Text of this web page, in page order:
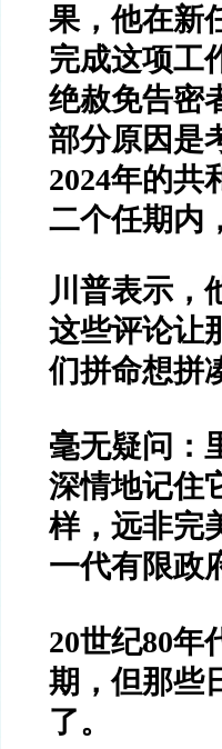
果，他在新
完成这项工
绝赦免告密
部分原因是
2024年的共
二个任期内
川普表示，
这些评论让
们拼命想拼
毫无疑问：
深情地记住
样，远非完
一代有限政
20世纪80年
期，但那些
了。